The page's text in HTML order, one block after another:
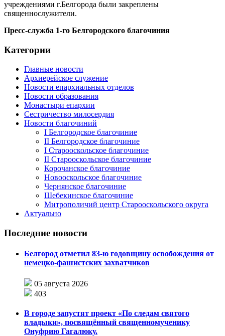
учреждениями г.Белгорода были закреплены
священнослужители.
Пресс-служба 1-го Белгородского благочиния
Категории
Главные новости
Архиерейское служение
Новости епархиальных отделов
Новости образования
Монастыри епархии
Сестричество милосердия
Новости благочиний
I Белгородское благочиние
II Белгородское благочиние
I Старооскольское благочиние
II Старооскольское благочиние
Корочанское благочиние
Новооскольское благочиние
Чернянское благочиние
Шебекинское благочиние
Митрополичий центр Старооскольского округа
Актуально
Последние новости
Белгород отметил 83-ю годовщину освобождения от
немецко-фашистских захватчиков
05 августа 2026
403
В городе запустят проект «По следам святого
владыки», посвящённый священномученику
Онуфрию Гагалюку.